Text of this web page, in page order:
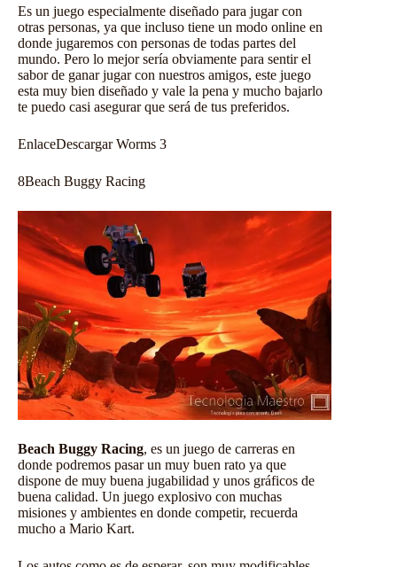
Es un juego especialmente diseñado para jugar con
otras personas, ya que incluso tiene un modo online en
donde jugaremos con personas de todas partes del
mundo. Pero lo mejor sería obviamente para sentir el
sabor de ganar jugar con nuestros amigos, este juego
esta muy bien diseñado y vale la pena y mucho bajarlo
te puedo casi asegurar que será de tus preferidos.
EnlaceDescargar Worms 3
8Beach Buggy Racing
Beach Buggy Racing, es un juego de carreras en
donde podremos pasar un muy buen rato ya que
dispone de muy buena jugabilidad y unos gráficos de
buena calidad. Un juego explosivo con muchas
misiones y ambientes en donde competir, recuerda
mucho a Mario Kart.